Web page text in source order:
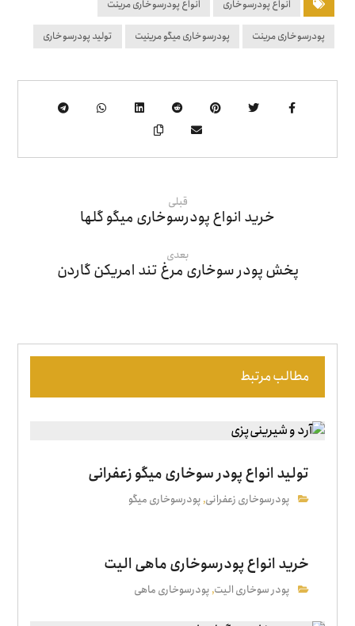
انواع پودرسوخاری انواع پودرسوخاری مرینت
پودرسوخاری مرینت پودرسوخاری میگو مرینیت تولید پودرسوخاری
قبلی
خرید انواع پودرسوخاری میگو گلها
بعدی
پخش پودر سوخاری مرغ تند امریکن گاردن
مطالب مرتبط
تولید انواع پودر سوخاری میگو زعفرانی
پودرسوخاری زعفرانی,پودرسوخاری میگو
خرید انواع پودرسوخاری ماهی الیت
پودر سوخاری الیت,پودرسوخاری ماهی